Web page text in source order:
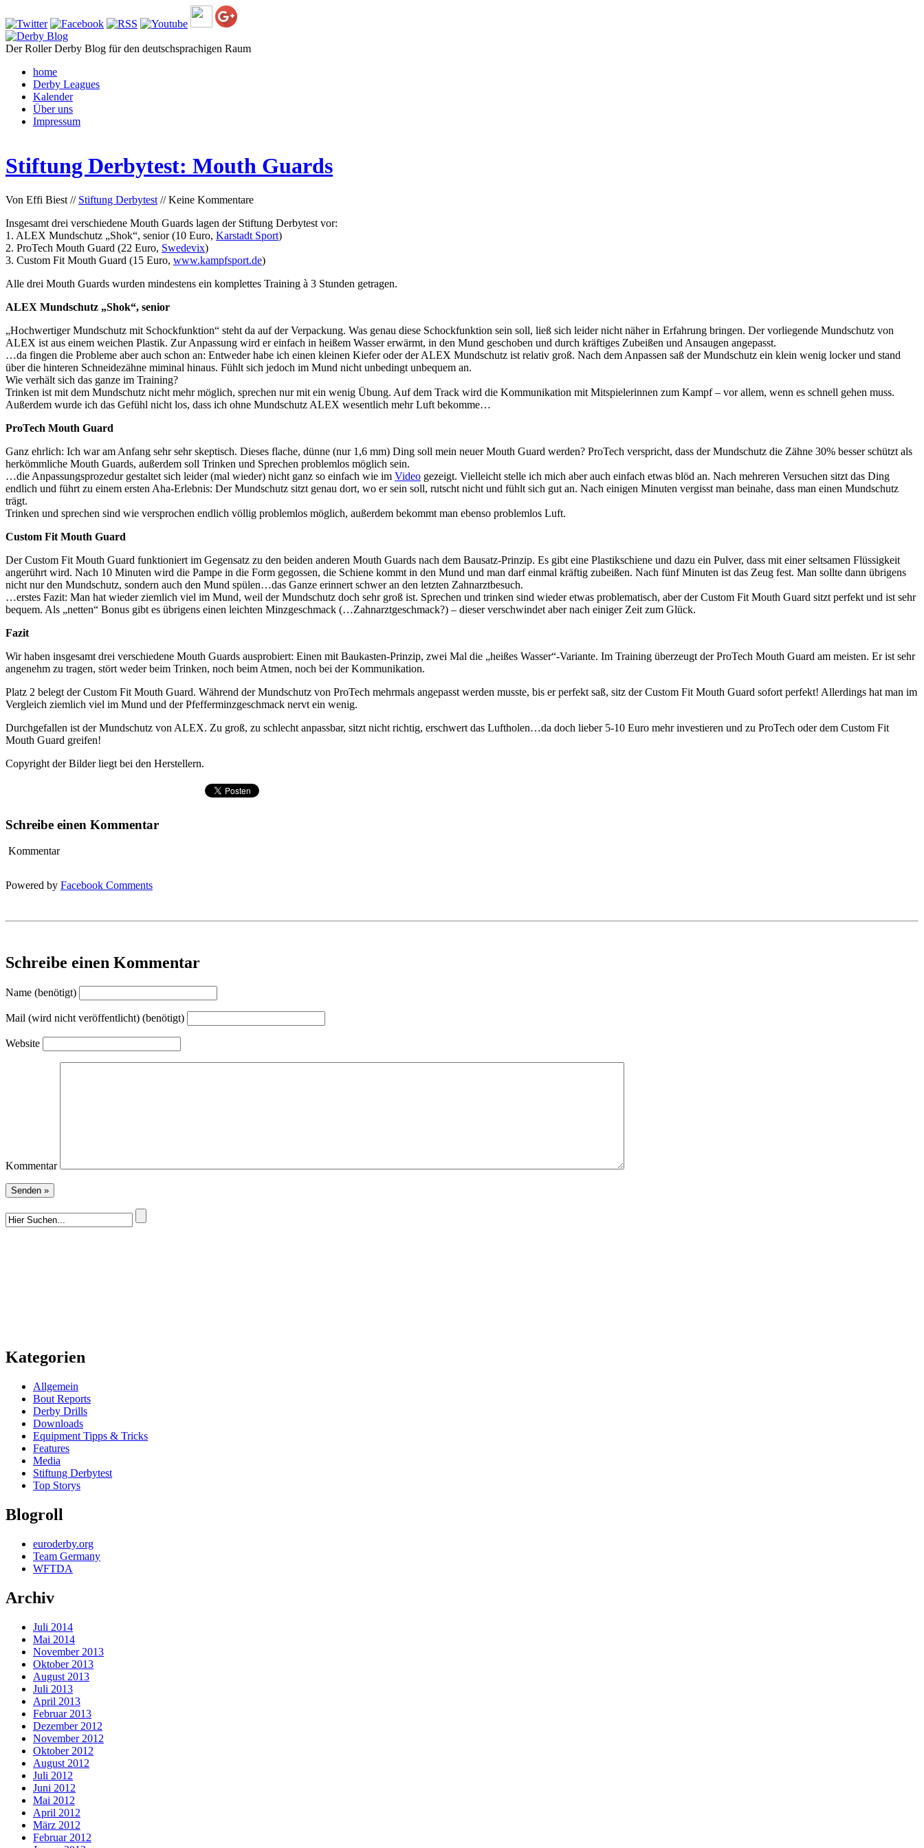
Der Roller Derby Blog für den deutschsprachigen Raum
home
Derby Leagues
Kalender
Über uns
Impressum
Stiftung Derbytest: Mouth Guards
Von Effi Biest // Stiftung Derbytest // Keine Kommentare
Insgesamt drei verschiedene Mouth Guards lagen der Stiftung Derbytest vor:
1. ALEX Mundschutz „Shok“, senior (10 Euro, Karstadt Sport)
2. ProTech Mouth Guard (22 Euro, Swedevix)
3. Custom Fit Mouth Guard (15 Euro, www.kampfsport.de)
Alle drei Mouth Guards wurden mindestens ein komplettes Training à 3 Stunden getragen.
ALEX Mundschutz „Shok“, senior
„Hochwertiger Mundschutz mit Schockfunktion“ steht da auf der Verpackung. Was genau diese Schockfunktion sein soll, ließ sich leider nicht näher in Erfahrung bringen. Der vorliegende Mundschutz von
ALEX ist aus einem weichen Plastik. Zur Anpassung wird er einfach in heißem Wasser erwärmt, in den Mund geschoben und durch kräftiges Zubeißen und Ansaugen angepasst.
…da fingen die Probleme aber auch schon an: Entweder habe ich einen kleinen Kiefer oder der ALEX Mundschutz ist relativ groß. Nach dem Anpassen saß der Mundschutz ein klein wenig locker und stand
über die hinteren Schneidezähne miminal hinaus. Fühlt sich jedoch im Mund nicht unbedingt unbequem an.
Wie verhält sich das ganze im Training?
Trinken ist mit dem Mundschutz nicht mehr möglich, sprechen nur mit ein wenig Übung. Auf dem Track wird die Kommunikation mit Mitspielerinnen zum Kampf – vor allem, wenn es schnell gehen muss.
Außerdem wurde ich das Gefühl nicht los, dass ich ohne Mundschutz ALEX wesentlich mehr Luft bekomme…
ProTech Mouth Guard
Ganz ehrlich: Ich war am Anfang sehr sehr skeptisch. Dieses flache, dünne (nur 1,6 mm) Ding soll mein neuer Mouth Guard werden? ProTech verspricht, dass der Mundschutz die Zähne 30% besser schützt als
herkömmliche Mouth Guards, außerdem soll Trinken und Sprechen problemlos möglich sein.
…die Anpassungsprozedur gestaltet sich leider (mal wieder) nicht ganz so einfach wie im Video gezeigt. Vielleicht stelle ich mich aber auch einfach etwas blöd an. Nach mehreren Versuchen sitzt das Ding
endlich und führt zu einem ersten Aha-Erlebnis: Der Mundschutz sitzt genau dort, wo er sein soll, rutscht nicht und fühlt sich gut an. Nach einigen Minuten vergisst man beinahe, dass man einen Mundschutz
trägt.
Trinken und sprechen sind wie versprochen endlich völlig problemlos möglich, außerdem bekommt man ebenso problemlos Luft.
Custom Fit Mouth Guard
Der Custom Fit Mouth Guard funktioniert im Gegensatz zu den beiden anderen Mouth Guards nach dem Bausatz-Prinzip. Es gibt eine Plastikschiene und dazu ein Pulver, dass mit einer seltsamen Flüssigkeit
angerührt wird. Nach 10 Minuten wird die Pampe in die Form gegossen, die Schiene kommt in den Mund und man darf einmal kräftig zubeißen. Nach fünf Minuten ist das Zeug fest. Man sollte dann übrigens
nicht nur den Mundschutz, sondern auch den Mund spülen…das Ganze erinnert schwer an den letzten Zahnarztbesuch.
…erstes Fazit: Man hat wieder ziemlich viel im Mund, weil der Mundschutz doch sehr groß ist. Sprechen und trinken sind wieder etwas problematisch, aber der Custom Fit Mouth Guard sitzt perfekt und ist sehr
bequem. Als „netten“ Bonus gibt es übrigens einen leichten Minzgeschmack (…Zahnarztgeschmack?) – dieser verschwindet aber nach einiger Zeit zum Glück.
Fazit
Wir haben insgesamt drei verschiedene Mouth Guards ausprobiert: Einen mit Baukasten-Prinzip, zwei Mal die „heißes Wasser“-Variante. Im Training überzeugt der ProTech Mouth Guard am meisten. Er ist sehr
angenehm zu tragen, stört weder beim Trinken, noch beim Atmen, noch bei der Kommunikation.
Platz 2 belegt der Custom Fit Mouth Guard. Während der Mundschutz von ProTech mehrmals angepasst werden musste, bis er perfekt saß, sitz der Custom Fit Mouth Guard sofort perfekt! Allerdings hat man im
Vergleich ziemlich viel im Mund und der Pfefferminzgeschmack nervt ein wenig.
Durchgefallen ist der Mundschutz von ALEX. Zu groß, zu schlecht anpassbar, sitzt nicht richtig, erschwert das Luftholen…da doch lieber 5-10 Euro mehr investieren und zu ProTech oder dem Custom Fit
Mouth Guard greifen!
Copyright der Bilder liegt bei den Herstellern.
Schreibe einen Kommentar
Kommentar
Powered by Facebook Comments
Schreibe einen Kommentar
Name (benötigt)
Mail (wird nicht veröffentlicht) (benötigt)
Website
Kommentar
Kategorien
Allgemein
Bout Reports
Derby Drills
Downloads
Equipment Tipps & Tricks
Features
Media
Stiftung Derbytest
Top Storys
Blogroll
euroderby.org
Team Germany
WFTDA
Archiv
Juli 2014
Mai 2014
November 2013
Oktober 2013
August 2013
Juli 2013
April 2013
Februar 2013
Dezember 2012
November 2012
Oktober 2012
August 2012
Juli 2012
Juni 2012
Mai 2012
April 2012
März 2012
Februar 2012